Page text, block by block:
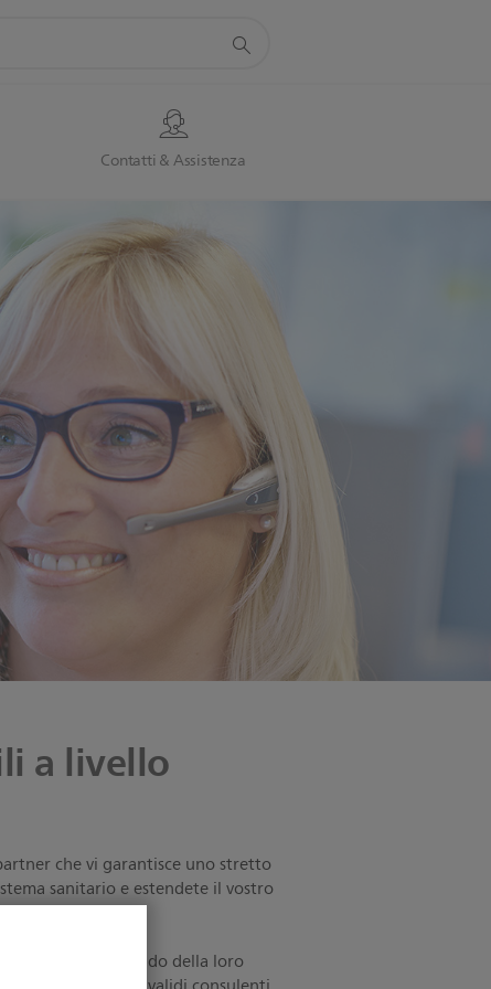
Contatti & Assistenza
a livello
che vi garantisce uno stretto
sanitario e estendete il vostro
più varie usufruendo della loro